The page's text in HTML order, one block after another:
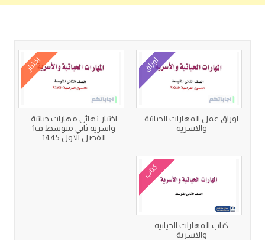
أوراق
اوراق عمل المهارات الحياتية
والاسرية
اختبار
اختبار نهائي مهارات حياتية
واسرية ثاني متوسط ف1
الفصل الاول 1445
كتاب
كتاب المهارات الحياتية
والاسرية